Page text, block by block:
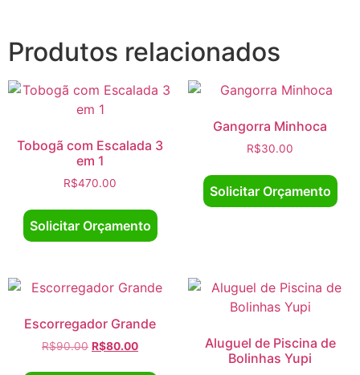
Produtos relacionados
Tobogã com Escalada 3
em 1
R$470.00
Solicitar Orçamento
Gangorra Minhoca
R$30.00
Solicitar Orçamento
Escorregador Grande
R$90.00 R$80.00
Aluguel de Piscina de
Bolinhas Yupi